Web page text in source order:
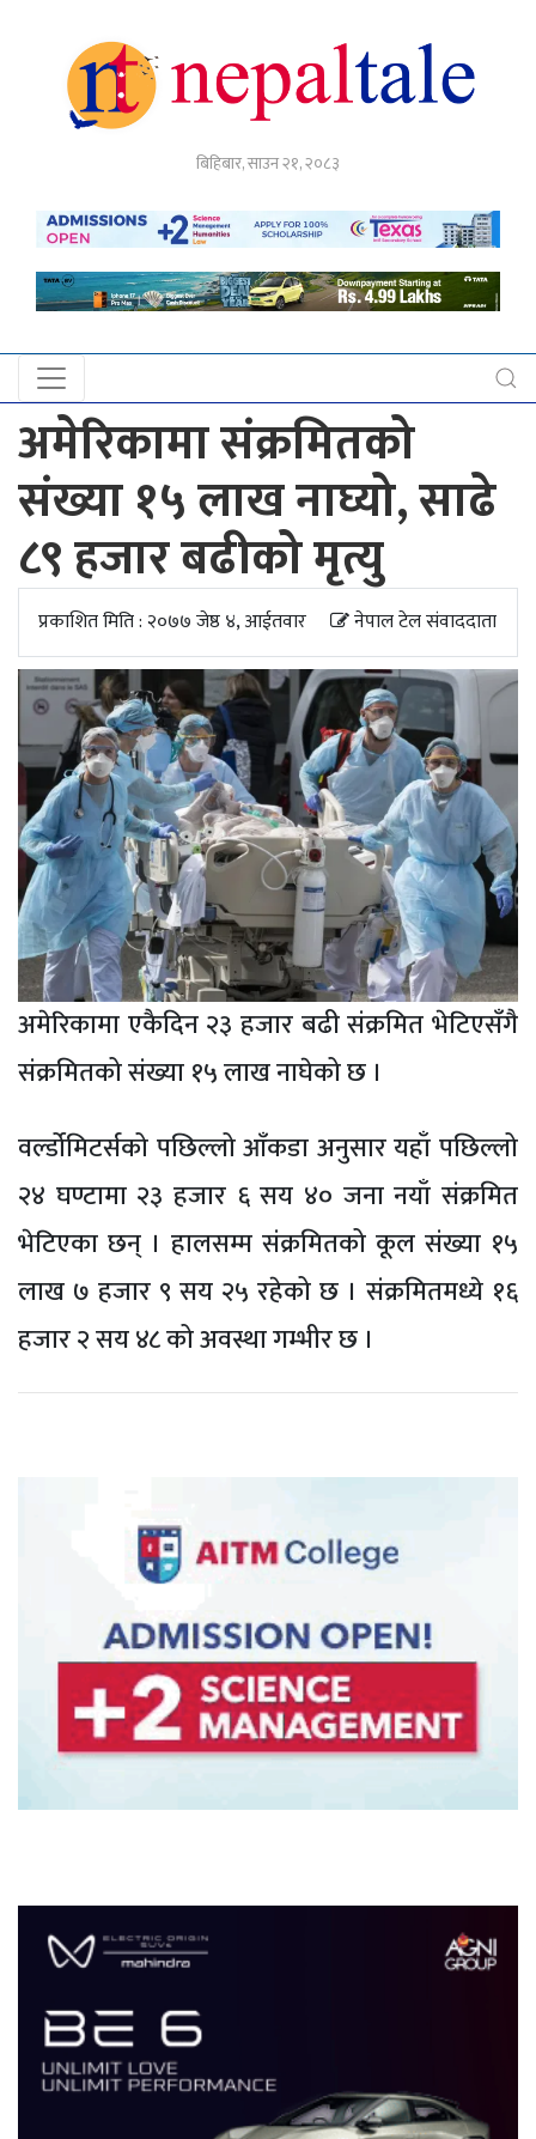
बिहिबार, साउन २१, २०८३
अर्थ
नेपाल
प्रदेश
खबर
अन्तर्राष्ट्रिय
युके
अपडेट
खेलकुद
स्वास्थ्य/
जिबनशैली
अमेरिकामा संक्रमितको
संख्या १५ लाख नाघ्यो, साढे
८९ हजार बढीको मृत्यु
प्रकाशित मिति : २०७७ जेष्ठ ४, आईतवार नेपाल टेल संवाददाता
अमेरिकामा एकैदिन २३ हजार बढी संक्रमित भेटिएसँगै
संक्रमितको संख्या १५ लाख नाघेको छ ।
वर्ल्डोमिटर्सको पछिल्लो आँकडा अनुसार यहाँ पछिल्लो
२४ घण्टामा २३ हजार ६ सय ४० जना नयाँ संक्रमित
भेटिएका छन् । हालसम्म संक्रमितको कूल संख्या १५
लाख ७ हजार ९ सय २५ रहेको छ । संक्रमितमध्ये १६
हजार २ सय ४८ को अवस्था गम्भीर छ ।